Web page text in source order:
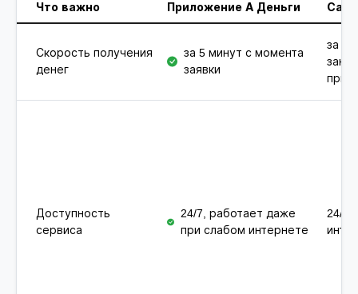
Что важно Приложение А Деньги
Скорость получения
денег
за 5 минут с момента
заявки
за 5
при
Доступность
сервиса
24/7, работает даже
при слабом интернете
24/7,